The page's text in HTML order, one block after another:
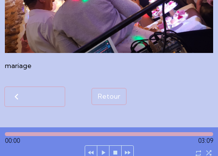
mariage
Retour
00:00 03:09